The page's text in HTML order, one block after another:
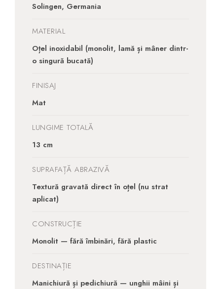
Solingen, Germania
MATERIAL
Oțel inoxidabil (monolit, lamă și mâner dintr-
o singură bucată)
FINISAJ
Mat
LUNGIME TOTALĂ
13 cm
SUPRAFAȚĂ ABRAZIVĂ
Textură gravată direct în oțel (nu strat
aplicat)
CONSTRUCȚIE
Monolit — fără îmbinări, fără plastic
DESTINAȚIE
Manichiură și pedichiură — unghii mâini și